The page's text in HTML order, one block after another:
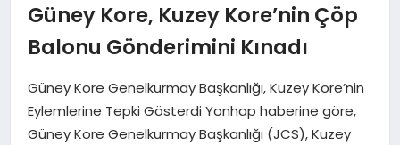
TEKNOLOJI
SAĞLIK
SIYASET
Güney Kore, Kuzey Kore’nin Çöp
Balonu Gönderimini Kınadı
Güney Kore Genelkurmay Başkanlığı, Kuzey Kore’nin
Eylemlerine Tepki Gösterdi Yonhap haberine göre,
Güney Kore Genelkurmay Başkanlığı (JCS), Kuzey